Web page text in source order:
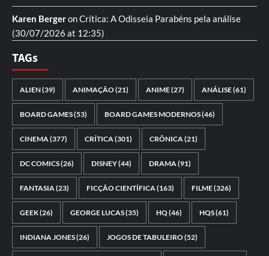
Karen BergeronCrítica: A Odisseia Parabéns pela análise
(30/07/2026 at 12:35)
TAGs
ALIEN(39) ANIMAÇÃO(21) ANIME(27) ANÁLISE(61)
BOARD GAMES(53) BOARD GAMES MODERNOS(46)
CINEMA(377) CRÍTICA(301) CRÔNICA(21)
DC COMICS(26) DISNEY(44) DRAMA(91)
FANTASIA(23) FICÇÃO CIENTÍFICA(163) FILME(326)
GEEK(26) GEORGE LUCAS(35) HQ(46) HQS(61)
INDIANA JONES(26) JOGOS DE TABULEIRO(52)